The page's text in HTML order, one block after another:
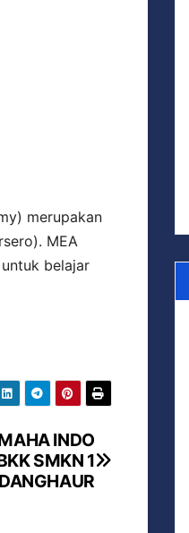
merupakan
MEA
belajar
INDO
SMKN 1